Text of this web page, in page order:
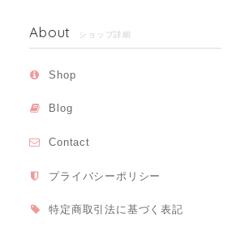
About ショップ詳細
Shop
Blog
Contact
プライバシーポリシー
特定商取引法に基づく表記